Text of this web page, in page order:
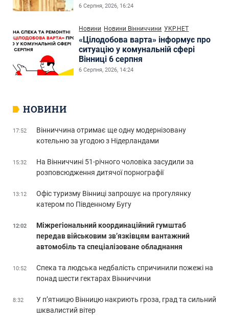
6 Серпня, 2026, 16:24
Новини Новини Вінниччини УКР.НЕТ
«Цілодобова варта» інформує про
ситуацію у комунальній сфері
Вінниці 6 серпня
6 Серпня, 2026, 14:24
НОВИНИ
17:52
Вінниччина отримає ще одну модернізовану
котельню за угодою з Нідерландами
15:32
На Вінниччині 51-річного чоловіка засудили за
розповсюдження дитячої порнографії
13:12
Офіс туризму Вінниці запрошує на прогулянку
катером по Південному Бугу
12:02
Міжрегіональний координаційний гумштаб
передав військовим зв’язківцям вантажний
автомобіль та спеціалізоване обладнання
10:52
Спека та людська недбалість спричинили пожежі на
понад шести гектарах Вінниччини
8:32
У п’ятницю Вінницю накриють гроза, град та сильний
шквалистий вітер